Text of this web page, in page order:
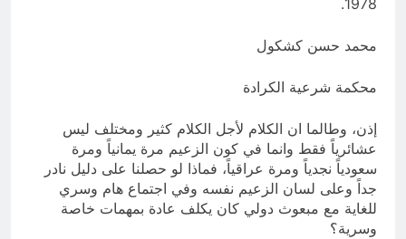
1978.
محمد حسن كشكول
محكمة شرعية الكرادة
إذن، وطالما ان الكلام لأجل الكلام كثير ومختلف ليس
عشائرياً فقط وانما في كون الزعيم مرة يمانياً ومرة
سعودياً نجدياً ومرة عراقياً، فماذا لو حصلنا على دليل نادر
جداً وعلى لسان الزعيم نفسه وفي اجتماع هام وسري
للغاية مع مبعوث دولي كان يكلف عادة بمهمات خاصة
وسرية؟